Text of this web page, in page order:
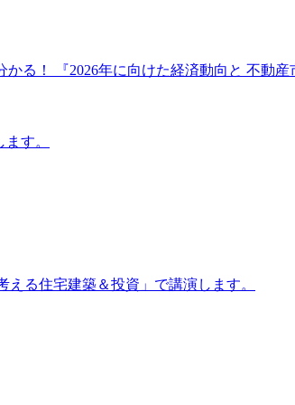
！ 『2026年に向けた経済動向と 不動産
す。
る住宅建築＆投資」で講演します。